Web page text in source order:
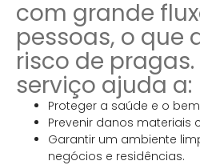
com grande
pessoas, o que
risco de pragas.
serviço ajuda a:
Proteger a saúde e o
Prevenir danos materiais
Garantir um ambiente
negócios e residências.